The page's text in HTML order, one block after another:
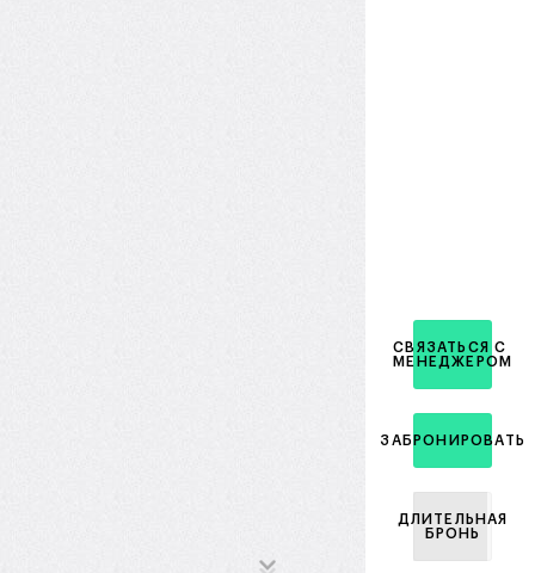
СВЯЗАТЬСЯ С
МЕНЕДЖЕРОМ
ЗАБРОНИРОВАТЬ
ДЛИТЕЛЬНАЯ
БРОНЬ